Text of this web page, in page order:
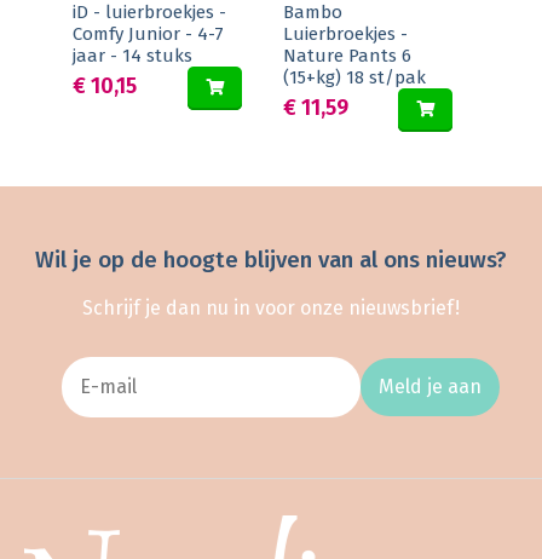
iD - luierbroekjes -
Comfy Junior - 4-7
jaar - 14 stuks
€ 10,15
Bambo
Luierbroekjes -
Nature Pants 6
(15+kg) 18 st/pak
€ 11,59
Wil je op de hoogte blijven van al ons nieuws?
Schrijf je dan nu in voor onze nieuwsbrief!
Meld je aan